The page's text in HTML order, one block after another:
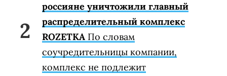
россияне уничтожили главный
распределительный комплекс
ROZETKA По словам
соучредительницы компании,
комплекс не подлежит